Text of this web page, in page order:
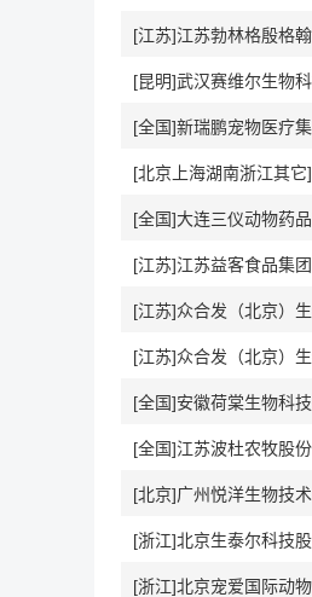
[江苏]江苏勃林格殷格
[昆明]武汉赛维尔生物
[全国]新瑞鹏宠物医疗
[全国]大连三仪动物药
[江苏]江苏益客食品集
[江苏]众合发（北京）
[江苏]众合发（北京）
[全国]安徽荷棠生物科
[全国]江苏波杜农牧股
[北京]广州悦洋生物技
[浙江]北京生泰尔科技
[浙江]北京宠爱国际动